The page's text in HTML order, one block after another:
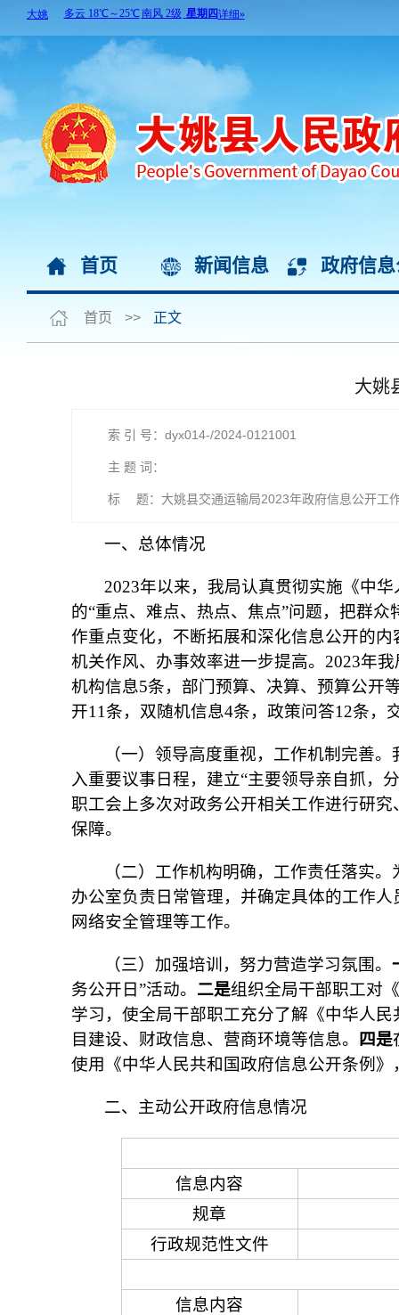
首页 新闻信息 政府信
首页 >> 正文
大姚
索 引 号：dyx014-/2024-0121001
主 题 词：
标 题：大姚县交通运输局2023年政府信息公开工
一、总体情况
2023年以来，我局认真贯彻实施《中
的“重点、难点、热点、焦点”问题，把群
作重点变化，不断拓展和深化信息公开的
机关作风、办事效率进一步提高。2023年
机构信息5条，部门预算、决算、预算公开
开11条，双随机信息4条，政策问答12条，
（一）领导高度重视，工作机制完善
入重要议事日程，建立“主要领导亲自抓，
职工会上多次对政务公开相关工作进行研
保障。
（二）工作机构明确，工作责任落实
办公室负责日常管理，并确定具体的工作
网络安全管理等工作。
（三）加强培训，努力营造学习氛围。
务公开日”活动。 二是组织全局干部职工对
学习，使全局干部职工充分了解《中华人
目建设、财政信息、营商环境等信息。
四是
使用《中华人民共和国政府信息公开条例
二、主动公开政府信息情况
信息内容
规章
行政规范性文件
信息内容